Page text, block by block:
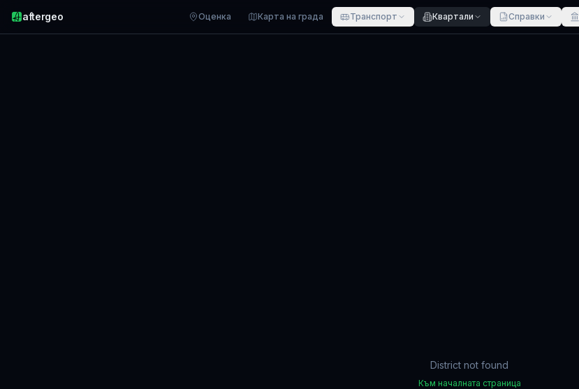
aftergeo Оценка Карта на града Транспорт Квартали Справки
District not found
Към началната страница